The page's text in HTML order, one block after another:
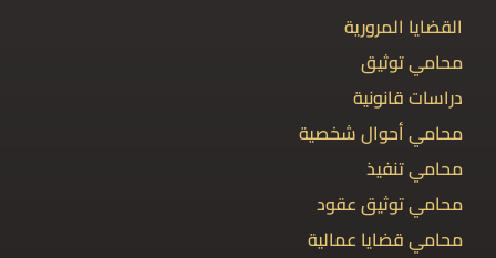
القضايا المرورية
محامي توثيق
دراسات قانونية
محامي أحوال شخصية
محامي تنفيذ
محامي توثيق عقود
محامي قضايا عمالية